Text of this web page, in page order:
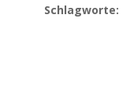
Schlagworte: